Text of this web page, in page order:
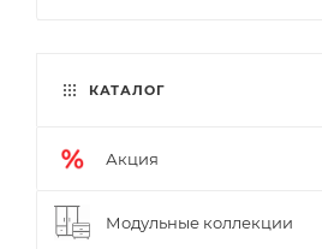
КАТАЛОГ
Акция
Модульные коллекции